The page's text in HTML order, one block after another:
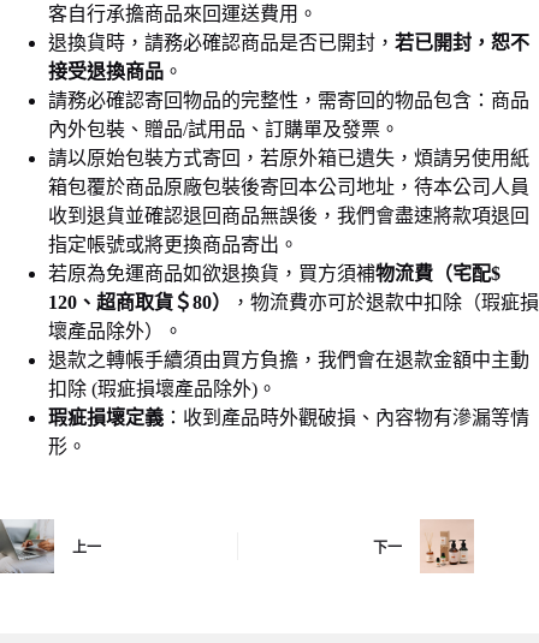
客自行承擔商品來回運送費用。
退換貨時，請務必確認商品是否已開封， 若已開封，恕不
接受退換商品 。
請務必確認寄回物品的完整性，需寄回的物品包含：商品
內外包裝、贈品/試用品、訂購單及發票。
請以原始包裝方式寄回，若原外箱已遺失，煩請另使用紙
箱包覆於商品原廠包裝後寄回本公司地址，待本公司人員
收到退貨並確認退回商品無誤後，我們會盡速將款項退回
指定帳號或將更換商品寄出。
若原為免運商品如欲退換貨，買方須補物流費（宅配$
120、超商取貨＄80）
，物流費亦可於退款中扣除（瑕疵損
壞產品除外）。
退款之轉帳手續須由買方負擔，我們會在退款金額中主動
扣除 (瑕疵損壞產品除外)。
瑕疵損壞定義 ：收到產品時外觀破損、內容物有滲漏等情
形。
上一 下一